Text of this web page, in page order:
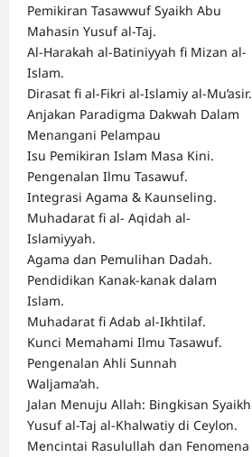
Pemikiran Tasawwuf Syaikh Abu
Mahasin Yusuf al-Taj.
Al-Harakah al-Batiniyyah fi Mizan al-
Islam.
Dirasat fi al-Fikri al-Islamiy al-Mu’asir.
Anjakan Paradigma Dakwah Dalam
Menangani Pelampau
Isu Pemikiran Islam Masa Kini.
Pengenalan Ilmu Tasawuf.
Integrasi Agama & Kaunseling.
Muhadarat fi al- Aqidah al-
Islamiyyah.
Agama dan Pemulihan Dadah.
Pendidikan Kanak-kanak dalam
Islam.
Muhadarat fi Adab al-Ikhtilaf.
Kunci Memahami Ilmu Tasawuf.
Pengenalan Ahli Sunnah
Waljama’ah.
Jalan Menuju Allah: Bingkisan Syaikh
Yusuf al-Taj al-Khalwatiy di Ceylon.
Mencintai Rasulullah dan Fenomena